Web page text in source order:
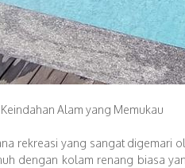
Alam yang Memukau
rekreasi yang sangat digemari
dengan kolam renang biasa